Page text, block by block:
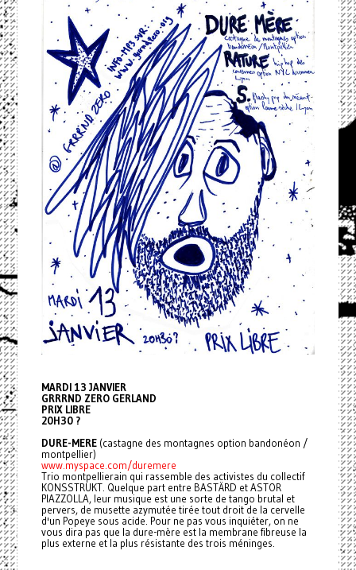
MARDI 13 JANVIER
GRRRND ZERO GERLAND
PRIX LIBRE
20H30 ?
DURE-MERE(castagne des montagnes option bandonéon /
montpellier)
www.myspace.com/duremere
Trio montpellierain qui rassemble des activistes du collectif
KONSSTRUKT. Quelque part entre BASTÄRD et ASTOR
PIAZZOLLA, leur musique est une sorte de tango brutal et
pervers, de musette azymutée tirée tout droit de la cervelle
d'un Popeye sous acide. Pour ne pas vous inquiéter, on ne
vous dira pas que la dure-mère est la membrane fibreuse la
plus externe et la plus résistante des trois méninges.